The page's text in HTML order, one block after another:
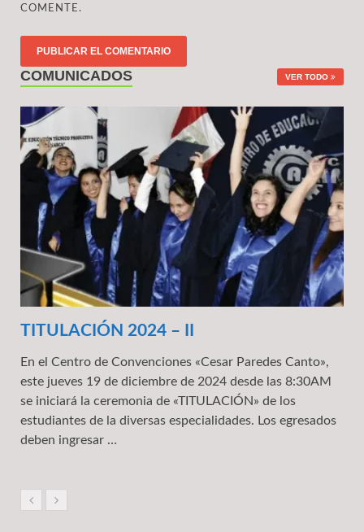
COMENTE.
COMUNICADOS VER TODO
TITULACIÓN 2024 – II
En el Centro de Convenciones «Cesar Paredes Canto»,
este jueves 19 de diciembre de 2024 desde las 8:30AM
se iniciará la ceremonia de «TITULACIÓN» de los
estudiantes de la diversas especialidades. Los egresados
deben ingresar …